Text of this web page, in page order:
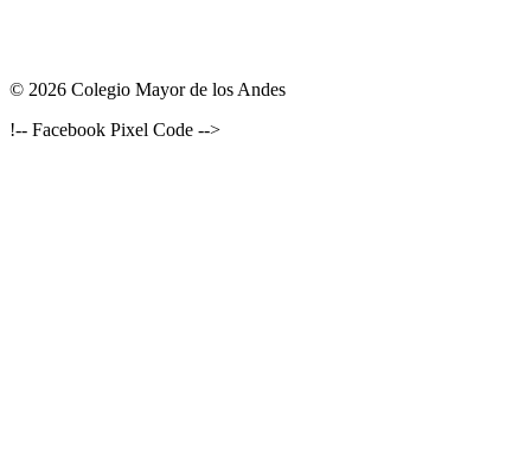
© 2026 Colegio Mayor de los Andes
!-- Facebook Pixel Code -->